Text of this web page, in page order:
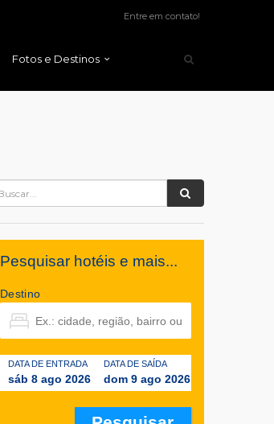
Entre em contato!
Fotos e Destinos
Pesquisar hotéis e mais...
Destino
DATA DE ENTRADA
sáb 8 ago 2026
DATA DE SAÍDA
dom 9 ago 2026